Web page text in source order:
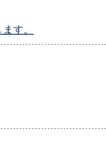
す。